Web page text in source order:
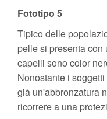
Fototipo 5
Tipico delle
pelle si presenta con
capelli sono color
Nonostante i
già un'abbronzatura
ricorrere a una